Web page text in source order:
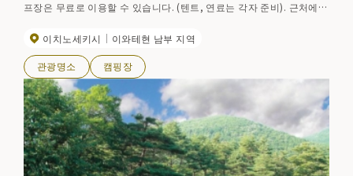
프장은 무료로 이용할 수 있습니다. (텐트, 연료는 각자 준비). 근처에
이치노세키시
이와테현 남부 지역
관광명소 캠핑장